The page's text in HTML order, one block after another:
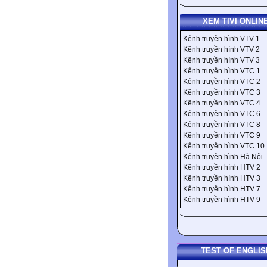
XEM TIVI
Kênh truyền hình VTV 1
Kênh truyền hình VTV 2
Kênh truyền hình VTV 3
Kênh truyền hình VTC 1
Kênh truyền hình VTC 2
Kênh truyền hình VTC 3
Kênh truyền hình VTC 4
Kênh truyền hình VTC 6
Kênh truyền hình VTC 8
Kênh truyền hình VTC 9
Kênh truyền hình VTC 10
Kênh truyền hình Hà Nội
Kênh truyền hình HTV 2
Kênh truyền hình HTV 3
Kênh truyền hình HTV 7
Kênh truyền hình HTV 9
TEST OF